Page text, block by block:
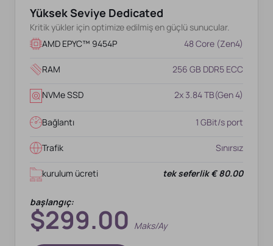
Yüksek Seviye Dedicated
Kritik yükler için optimize edilmiş en güçlü sunucular.
AMD EPYC™ 9454P
48 Core (Zen4)
RAM 256 GB DDR5 ECC
NVMe SSD 2x 3.84 TB(Gen 4)
Bağlantı 1 GBit/s port
Trafik Sınırsız
kurulum ücreti tek seferlik € 80.00
başlangıç:
$299.00 Maks/ay